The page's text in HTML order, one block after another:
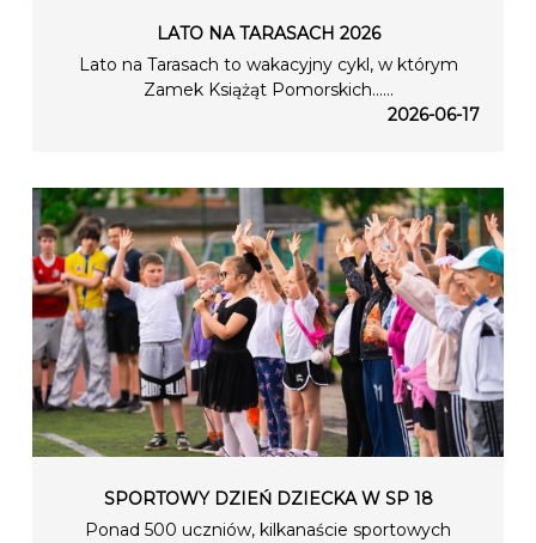
LATO NA TARASACH 2026
Lato na Tarasach to wakacyjny cykl, w którym
Zamek Książąt Pomorskich…...
2026-06-17
SPORTOWY DZIEŃ DZIECKA W SP 18
Ponad 500 uczniów, kilkanaście sportowych